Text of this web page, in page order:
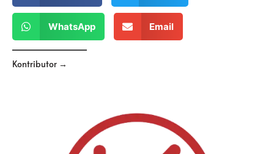
WhatsApp Email
Kontributor →